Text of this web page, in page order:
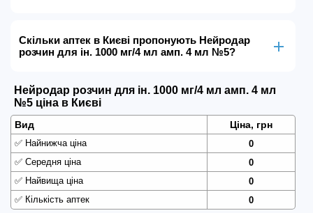
Скільки аптек в Києві пропонують Нейродар
розчин для ін. 1000 мг/4 мл амп. 4 мл №5?
Нейродар розчин для ін. 1000 мг/4 мл амп. 4 мл
№5 ціна в Києві
Вид Ціна, грн
✅ Найнижча ціна
0
✅ Середня ціна
0
✅ Найвища ціна
0
✅ Кількість аптек 0